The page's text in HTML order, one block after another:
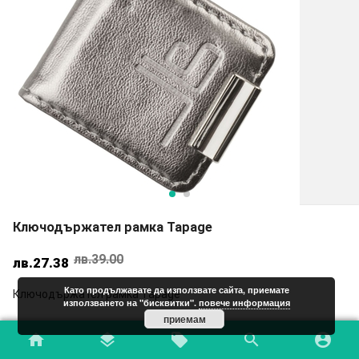
home layers local_offer search account_circle
Ключодържател рамка Tapage
лв.39.00Original
price
was:
лв.39.00.
лв.27.38
Текущата
цена
е:
лв.27.38.
Ключодържател рамка Tapage
ИЗЧЕРПАН
Като продължавате да използвате сайта, приемате
използването на "бисквитки". повече информация
приемам